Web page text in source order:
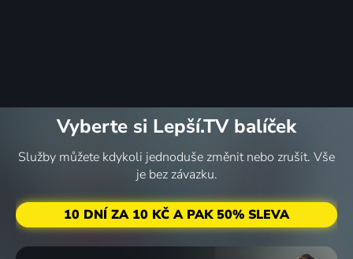
Vyberte si Lepší.TV balíček
Služby můžete kdykoli jednoduše změnit nebo zrušit. Vše
je bez závazku.
10 DNÍ ZA 10 KČ A PAK 50% SLEVA